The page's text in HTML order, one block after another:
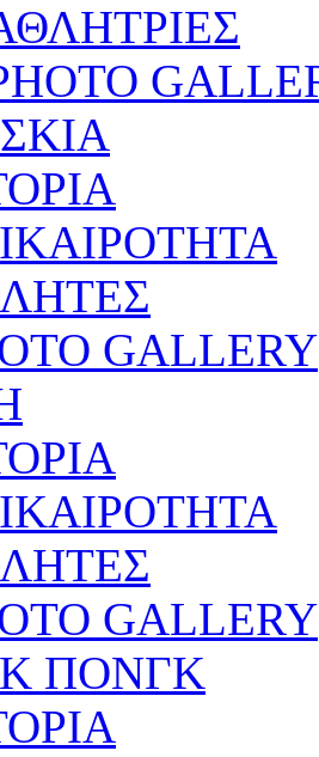
GALLERY
GALLERY
ΠΟΝΓΚ